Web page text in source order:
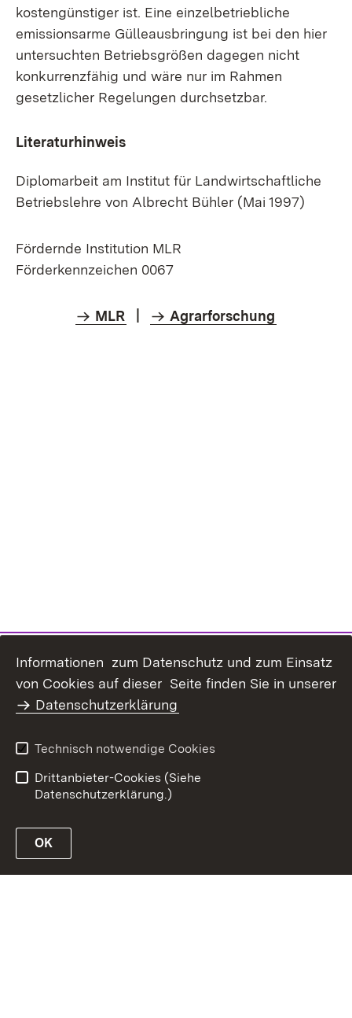
kostengünstiger ist. Eine einzelbetriebliche
emissionsarme Gülleausbringung ist bei den hier
untersuchten Betriebsgrößen dagegen nicht
konkurrenzfähig und wäre nur im Rahmen
gesetzlicher Regelungen durchsetzbar.
Literaturhinweis
Diplomarbeit am Institut für Landwirtschaftliche
Betriebslehre von Albrecht Bühler (Mai 1997)
Fördernde Institution MLR
Förderkennzeichen 0067
MLR Agrarforschung
Inhaltsübersicht
Kontakt
Barrierefreiheit
Benutzungshinweise
Informationen zum Datenschutz und zum Einsatz
von Cookies auf dieser Seite finden Sie in unserer
Datenschutzerklärung
Technisch notwendige Cookies
Drittanbieter-Cookies (Siehe
Datenschutzerklärung.)
OK